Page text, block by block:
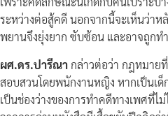
ระหว่างต่อสู้คดี นอกจากนี้จะเห็นว่าห
พยานจึงยุ่งยาก ซับซ้อน และอาจถูกทำ
กล่าวต่อว่า กฎหมาย
สอบสวนโดยพนักงานหญิง หากเป็นเด็
เป็นช่องว่างของการทำคดีทางเพศที่ไ
จากการอ่านหนังสือผีเสื้อขยับปีกคิดว่